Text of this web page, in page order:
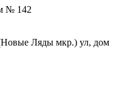
№ 142
Ляды мкр.) ул, дом